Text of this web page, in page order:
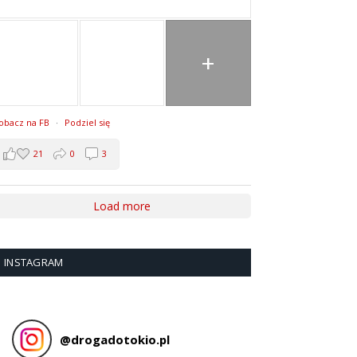
+
na FB · Podziel się
21 0 3
Load more
INSTAGRAM
@drogadotokio.pl